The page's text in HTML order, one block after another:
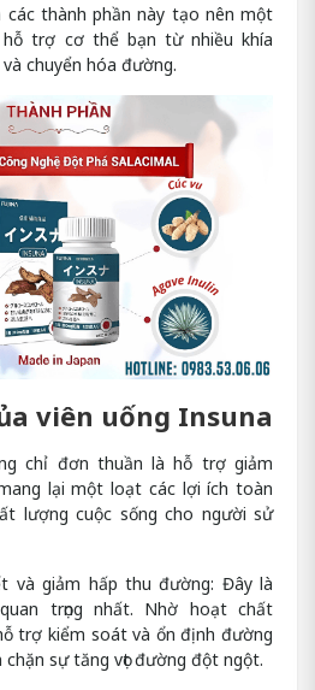
thành phần này tạo nên một
trợ cơ thể bạn từ nhiều khía
chuyển hóa đường.
viên uống Insuna
chỉ đơn thuần là hỗ trợ giảm
lại một loạt các lợi ích toàn
lượng cuộc sống cho người sử
và giảm hấp thu đường: Đây là
trọng nhất. Nhờ hoạt chất
trợ kiểm soát và ổn định đường
sự tăng vọt đường đột ngột.